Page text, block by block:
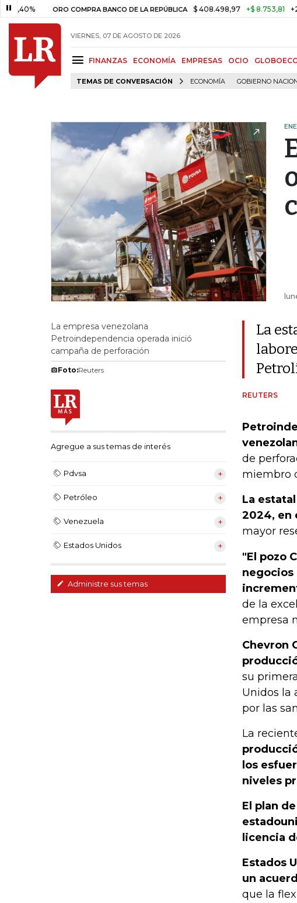
ORO COMPRA BANCO DE LA REPÚBLICA $ 408.498,97 +$ 8.753,81 +2,19%
VIERNES, 07 DE AGOSTO DE 2026
FINANZAS ECONOMÍA EMPRESAS OCIO
TEMAS DE CONVERSACIÓN ECONOMÍA GOBIERNO
La empresa venezolana
Petroindependencia operada inició
campaña de perforación
Foto:Reuters
Agregue a sus temas de interés
Pdvsa
Petróleo
Venezuela
Estados Unidos
Administre sus temas
La
REUTERS
de
miembro
La
2024, en
mayor
"El pozo
negocios
de la
empresa
Chevron
su
Unidos la
por las
La
los
niveles
El plan
licencia
Estados
un
que la